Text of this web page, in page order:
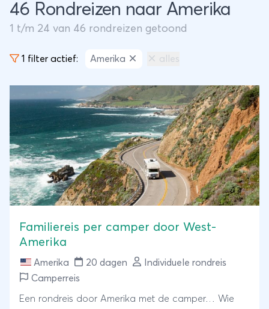
46 Rondreizen naar Amerika
1 t/m 24 van 46 rondreizen getoond
1 filter actief: Amerika alles
Familiereis per camper door West-
Amerika
Amerika 20 dagen
Individuele rondreis
Camperreis
Een rondreis door Amerika met de camper… Wie